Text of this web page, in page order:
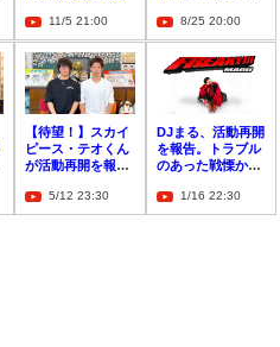
11/5 21:00
けた人の温かさ
8/25 20:00
【待望！】スカイ
ピース・テオくん
が活動再開を報
男が復活しま
す！」
5/12 23:30
DJまる、活動再開
を報告。トラブル
のあった戦慄かな
ー」とエール
1/16 22:30